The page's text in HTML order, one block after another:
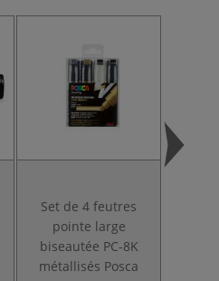
Set de 4 feutres
pointe large
biseautée PC-8K
métallisés Posca